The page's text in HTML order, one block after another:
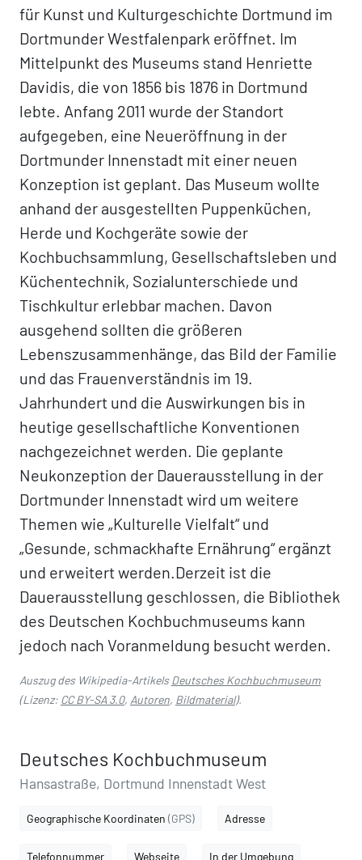
für Kunst und Kulturgeschichte Dortmund im
Dortmunder Westfalenpark eröffnet. Im
Mittelpunkt des Museums stand Henriette
Davidis, die von 1856 bis 1876 in Dortmund
lebte. Anfang 2011 wurde der Standort
aufgegeben, eine Neueröffnung in der
Dortmunder Innenstadt mit einer neuen
Konzeption ist geplant. Das Museum wollte
anhand der ausgestellten Puppenküchen,
Herde und Kochgeräte sowie der
Kochbuchsammlung, Gesellschaftsleben und
Küchentechnik, Sozialunterschiede und
Tischkultur erlebbar machen. Davon
ausgehend sollten die größeren
Lebenszusammenhänge, das Bild der Familie
und das Frauenverständnis im 19.
Jahrhundert und die Auswirkungen bis in
heutige gesellschaftliche Konventionen
nachgezeichnet werden. Die geplante
Neukonzeption der Dauerausstellung in der
Dortmunder Innenstadt wird um weitere
Themen wie „Kulturelle Vielfalt“ und
„Gesunde, schmackhafte Ernährung“ ergänzt
und erweitert werden.Derzeit ist die
Dauerausstellung geschlossen, die Bibliothek
des Deutschen Kochbuchmuseums kann
jedoch nach Voranmeldung besucht werden.
Auszug des Wikipedia-ArtikelsDeutsches Kochbuchmuseum
(Lizenz: CC BY-SA 3.0, Autoren, Bildmaterial).
Deutsches Kochbuchmuseum
Hansastraße, Dortmund Innenstadt West
Geographische Koordinaten (GPS) Adresse
Telefonnummer Webseite In der Umgebung